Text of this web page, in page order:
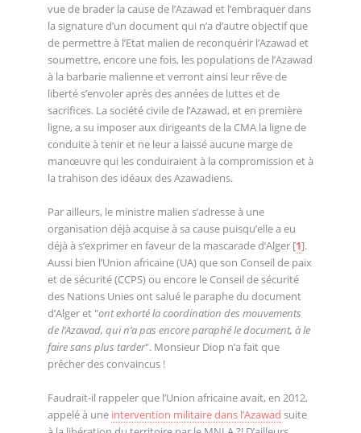
vue de brader la cause de l’Azawad et l’embraquer dans
la signature d’un document qui n’a d’autre objectif que
de permettre à l’Etat malien de reconquérir l’Azawad et
soumettre, encore une fois, les populations de l’Azawad
à la barbarie malienne et verront ainsi leur rêve de
liberté s’envoler après des années de luttes et de
sacrifices. La société civile de l’Azawad, et en première
ligne, a su imposer aux dirigeants de la CMA la ligne de
conduite à tenir et ne leur a laissé aucune marge de
manœuvre qui les conduiraient à la compromission et à
la trahison des idéaux des Azawadiens.
Par ailleurs, le ministre malien s’adresse à une
organisation déjà acquise à sa cause puisqu’elle a eu
déjà à s’exprimer en faveur de la mascarade d’Alger[1].
Aussi bien l’Union africaine (UA) que son Conseil de paix
et de sécurité (CCPS) ou encore le Conseil de sécurité
des Nations Unies ont salué le paraphe du document
d’Alger et "ont exhorté la coordination des mouvements
de l’Azawad, qui n’a pas encore paraphé le document, à le
faire sans plus tarder". Monsieur Diop n’a fait que
prêcher des convaincus !
Faudrait-il rappeler que l’Union africaine avait, en 2012,
appelé à une intervention militaire dans l’Azawad suite